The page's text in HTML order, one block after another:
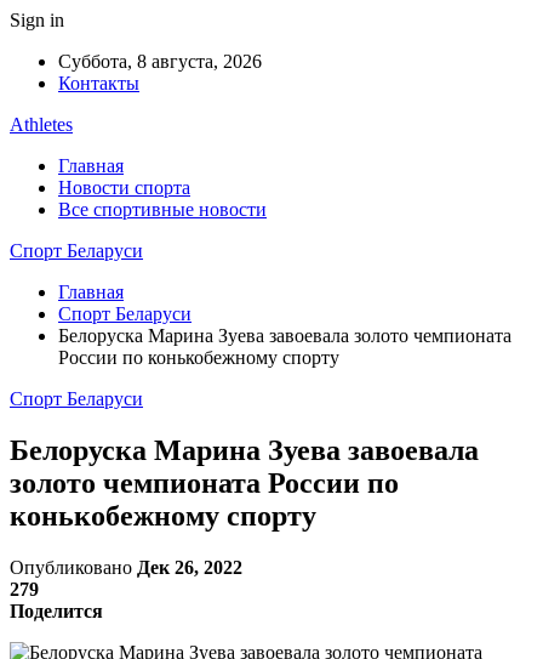
Sign in
Суббота, 8 августа, 2026
Контакты
Athletes
Главная
Новости спорта
Все спортивные новости
Спорт Беларуси
Главная
Спорт Беларуси
Белоруска Марина Зуева завоевала золото чемпионата
России по конькобежному спорту
Спорт Беларуси
Белоруска Марина Зуева завоевала
золото чемпионата России по
конькобежному спорту
Опубликовано Дек 26, 2022
279
Поделится